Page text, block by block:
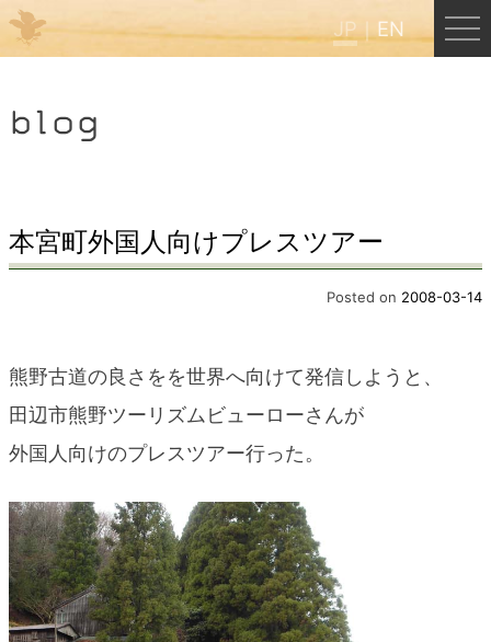
JP EN
HOME
くまのバックパッカーズ
くまのエクスペリエンス
blog
blog
本宮町外国人向けプレスツアー
Posted on 2008-03-14
熊野古道の良さをを世界へ向けて発信しようと、
田辺市熊野ツーリズムビューローさんが
外国人向けのプレスツアー行った。